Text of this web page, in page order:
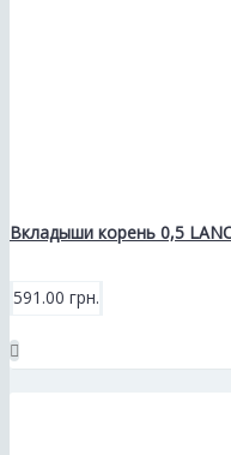
Вкладыши корень 0,5
591.00 грн.